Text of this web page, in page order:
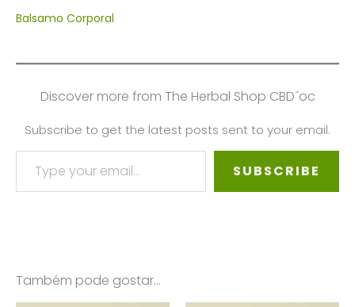
Balsamo Corporal
Discover more from The Herbal Shop CBD´oc
Subscribe to get the latest posts sent to your email.
Type your email…
SUBSCRIBE
Também pode gostar…